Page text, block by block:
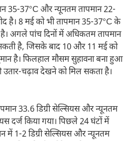
35-37°C और न्यूनतम तापमान 22-
है। 8 मई को भी तापमान 35-37°C के
अगले पांच दिनों में अधिकतम तापमान
है, जिसके बाद 10 और 11 मई को
है। फिलहाल मौसम सुहावना बना हुआ
चढ़ाव देखने को मिल सकता है।
33.6 डिग्री सेल्सियस और न्यूनतम
दर्ज किया गया। पिछले 24 घंटों में
में 1-2 डिग्री सेल्सियस और न्यूनतम